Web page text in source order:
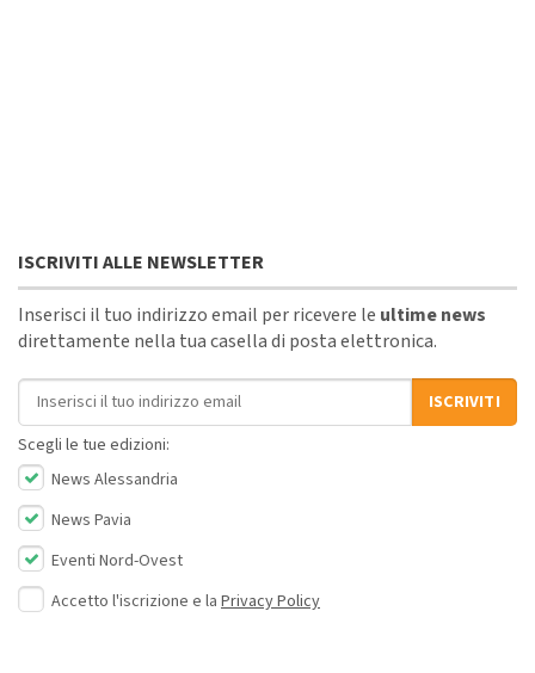
ISCRIVITI ALLE NEWSLETTER
Inserisci il tuo indirizzo email per ricevere le ultime news
direttamente nella tua casella di posta elettronica.
Indirizzo email
ISCRIVITI
Scegli le tue edizioni:
News Alessandria
News Pavia
Eventi Nord-Ovest
Accetto l'iscrizione e la Privacy Policy